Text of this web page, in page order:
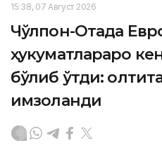
15:38, 07 Август 2026
Чўлпон-Отада
ҳукуматлараро
бўлиб ўтди:
имзоланди